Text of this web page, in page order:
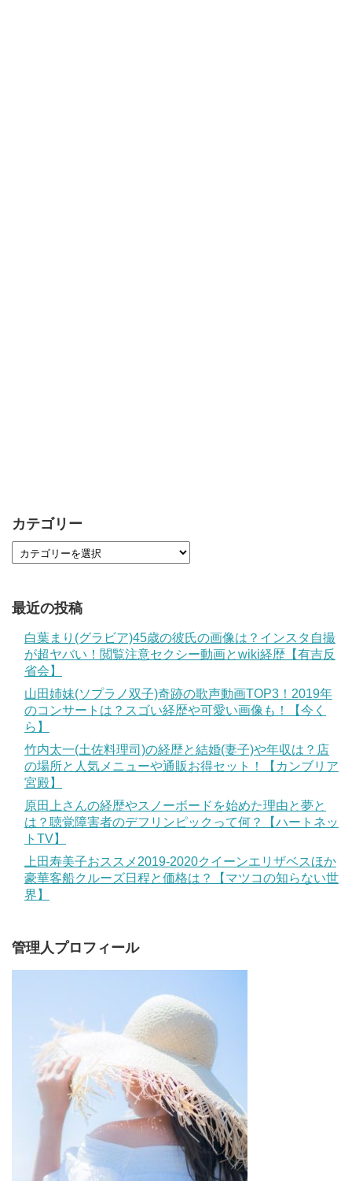
カテゴリー
最近の投稿
白葉まり(グラビア)45歳の彼氏の画像は？インスタ自撮
が超ヤバい！閲覧注意セクシー動画とwiki経歴【有吉反
省会】
山田姉妹(ソプラノ双子)奇跡の歌声動画TOP3！2019年
のコンサートは？スゴい経歴や可愛い画像も！【今く
ら】
竹内太一(土佐料理司)の経歴と結婚(妻子)や年収は？店
の場所と人気メニューや通販お得セット！【カンブリア
宮殿】
原田上さんの経歴やスノーボードを始めた理由と夢と
は？聴覚障害者のデフリンピックって何？【ハートネッ
トTV】
上田寿美子おススメ2019-2020クイーンエリザベスほか
豪華客船クルーズ日程と価格は？【マツコの知らない世
界】
管理人プロフィール